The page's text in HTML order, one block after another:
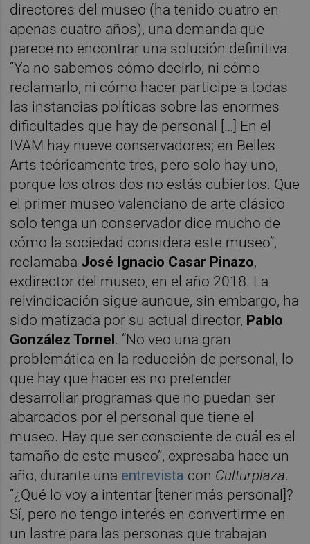
directores del museo (ha tenido cuatro en
apenas cuatro años), una demanda que
parece no encontrar una solución definitiva.
“Ya no sabemos cómo decirlo, ni cómo
reclamarlo, ni cómo hacer participe a todas
las instancias políticas sobre las enormes
dificultades que hay de personal […] En el
IVAM hay nueve conservadores; en Belles
Arts teóricamente tres, pero solo hay uno,
porque los otros dos no estás cubiertos. Que
el primer museo valenciano de arte clásico
solo tenga un conservador dice mucho de
cómo la sociedad considera este museo”,
reclamaba José Ignacio Casar Pinazo,
exdirector del museo, en el año 2018. La
reivindicación sigue aunque, sin embargo, ha
sido matizada por su actual director, Pablo
González Tornel. “No veo una gran
problemática en la reducción de personal, lo
que hay que hacer es no pretender
desarrollar programas que no puedan ser
abarcados por el personal que tiene el
museo. Hay que ser consciente de cuál es el
tamaño de este museo”, expresaba hace un
año, durante una entrevista con Culturplaza.
“¿Qué lo voy a intentar [tener más personal]?
Sí, pero no tengo interés en convertirme en
un lastre para las personas que trabajan